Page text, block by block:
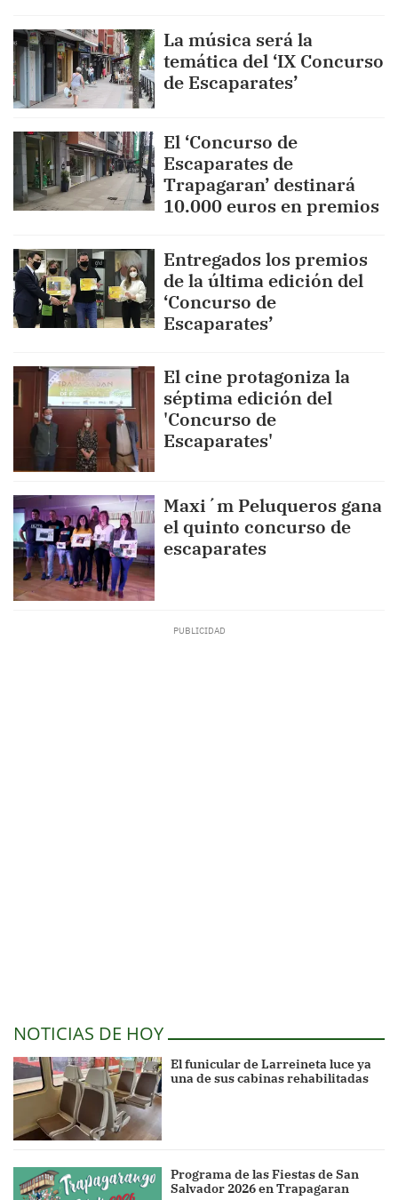
La música será la
temática del ‘IX Concurso
de Escaparates’
El ‘Concurso de
Escaparates de
Trapagaran’ destinará
10.000 euros en premios
Entregados los premios
de la última edición del
‘Concurso de
Escaparates’
El cine protagoniza la
séptima edición del
'Concurso de
Escaparates'
Maxi´m Peluqueros gana
el quinto concurso de
escaparates
NOTICIAS DE HOY
El funicular de Larreineta luce ya
una de sus cabinas rehabilitadas
Programa de las Fiestas de San
Salvador 2026 en Trapagaran